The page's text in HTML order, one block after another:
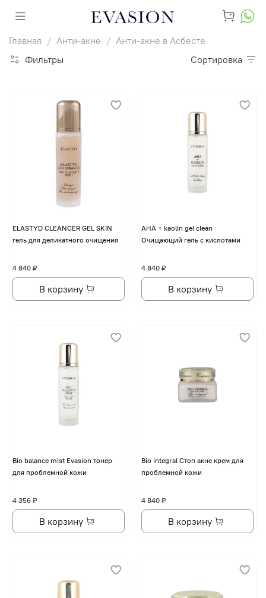
Главная Анти-акне
Анти-акне в Асбесте
Фильтры
Сортировка
ELASTYD CLEANCER GEL SKIN
гель для деликатного очищения
4 840 ₽
В корзину
AHA + kaolin gel clean
Очищающий гель с кислотами
4 840 ₽
В корзину
Bio balance mist Evasion тонер
для проблемной кожи
4 356 ₽
В корзину
Bio integral Стоп акне крем для
проблемной кожи
4 840 ₽
В корзину